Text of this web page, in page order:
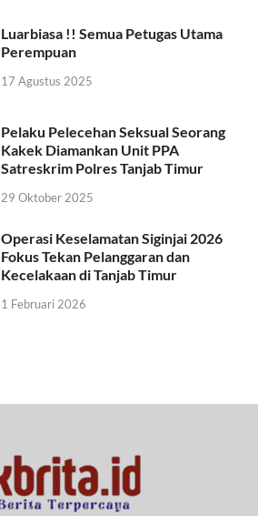
Luarbiasa !! Semua Petugas Utama
Perempuan
17 Agustus 2025
Pelaku Pelecehan Seksual Seorang
Kakek Diamankan Unit PPA
Satreskrim Polres Tanjab Timur
29 Oktober 2025
Operasi Keselamatan Siginjai 2026
Fokus Tekan Pelanggaran dan
Kecelakaan di Tanjab Timur
1 Februari 2026